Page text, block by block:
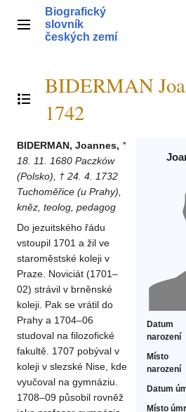
obsahHlavní menu
Biografický
slovník
českých zemí
Přepnout obsah
BIDERMAN
1742
Datum
narození
Místo
narození
Datum
Místo
BIDERMAN, Joannes, *
18. 11. 1680 Paczków
(Polsko), † 24. 4. 1732
Tuchoměřice (u Prahy),
kněz, teolog, pedagog
Do jezuitského řádu
vstoupil 1701 a žil ve
staroměstské koleji v
Praze. Noviciát (1701–
02) strávil v brněnské
koleji. Pak se vrátil do
Prahy a 1704–06
studoval na filozofické
fakultě. 1707 pobýval v
koleji v slezské Nise, kde
vyučoval na gymnáziu.
1708–09 působil rovněž